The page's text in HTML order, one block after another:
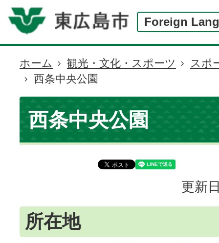
Foreign
現
在
の
位
置
ホーム 観光・文化・スポーツ
スポ
西条中央公園
西条中央公園
更新
所在地